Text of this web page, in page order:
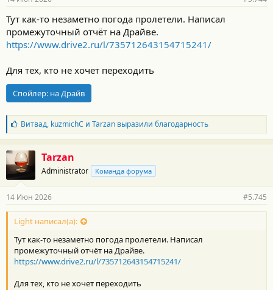
Лично я нашёл: нет светодиодной "сабли", решётка другая,
хром-полосы нет, зеркала чуть отличаются, задняя "форточка",
задний фонарь, ручки, "рубцов" сбоку нет, фары другие и
ходовые малость не те. Ну и диски другие. Ну и знак Ниссан.
А вот силуэт?...
Тут как-то незаметно погода пролетели. Написал
промежуточный отчёт на Драйве.
https://www.drive2.ru/l/735712643154715241/
Для тех, кто не хочет переходить
Спойлер: на Драйв
Б
л
а
г
о
д
а
н
о
с
и
:
Витвад, kuzmichC и Tarzanвыразили благодарность
Tarzan
Administrator Команда форума
14 Июн 2026 #5.745
Light написал(а):
Тут как-то незаметно погода пролетели. Написал
промежуточный отчёт на Драйве.
https://www.drive2.ru/l/735712643154715241/
Для тех, кто не хочет переходить